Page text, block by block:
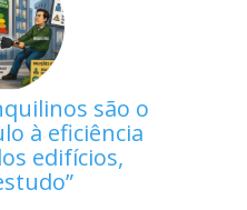
são o
à eficiência
edifícios,